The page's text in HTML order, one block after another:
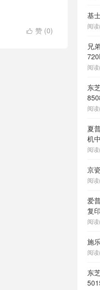
 赞 (0)
基
阅
兄
印
阅
东
阅
夏
机
阅
京
阅
爱
复
阅
施
阅
东